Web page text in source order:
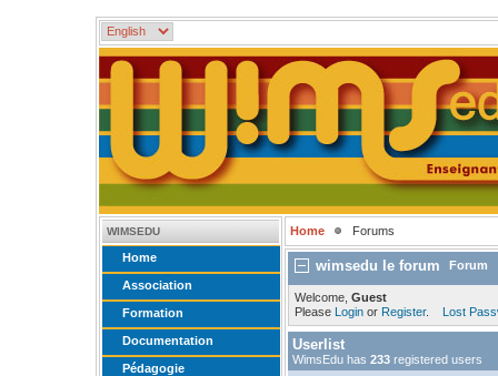
WIMSEDU
Home
Association
Formation
Documentation
Pédagogie
Home Forums
wimsedu le forum Forum
Welcome, Guest
Please Login or Register. Lost
Userlist
WimsEdu has 233 registered users